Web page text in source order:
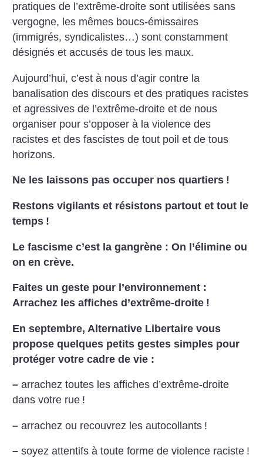
pratiques de l’extrême-droite sont utilisées sans
vergogne, les mêmes boucs-émissaires
(immigrés, syndicalistes…) sont constamment
désignés et accusés de tous les maux.
Aujourd’hui, c’est à nous d’agir contre la
banalisation des discours et des pratiques racistes
et agressives de l’extrême-droite et de nous
organiser pour s’opposer à la violence des
racistes et des fascistes de tout poil et de tous
horizons.
Ne les laissons pas occuper nos quartiers !
Restons vigilants et résistons partout et tout le
temps !
Le fascisme c’est la gangrène : On l’élimine ou
on en crève.
Faites un geste pour l’environnement :
Arrachez les affiches d’extrême-droite !
En septembre, Alternative Libertaire vous
propose quelques petits gestes simples pour
protéger votre cadre de vie :
– arrachez toutes les affiches d’extrême-droite
dans votre rue !
– arrachez ou recouvrez les autocollants !
– soyez attentifs à toute forme de violence raciste !